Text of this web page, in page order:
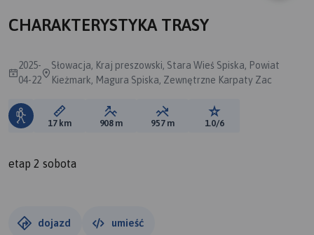
CHARAKTERYSTYKA TRASY
2025-
04-22
Słowacja, Kraj preszowski, Stara Wieś Spiska, Powiat
Kieżmark, Magura Spiska, Zewnętrzne Karpaty Zac
Długość trasy:
17 km Suma przewyższeń:
908 m Suma spadków:
957 m Ocena trasy:
1.0/6
etap 2 sobota
dojazd umieść